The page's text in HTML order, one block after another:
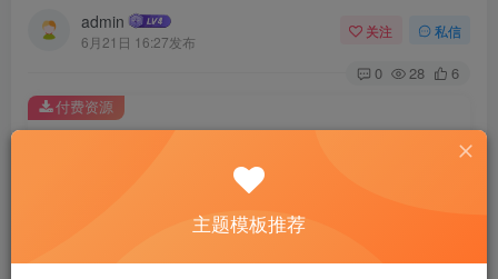
admin
6月21日 16:27发布
关注 私信
0 28 6
此内容为付费资源，请付费后查看
￥5
付费资源
主题模板推荐